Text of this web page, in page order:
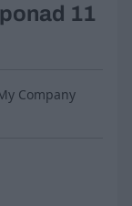
11
Company